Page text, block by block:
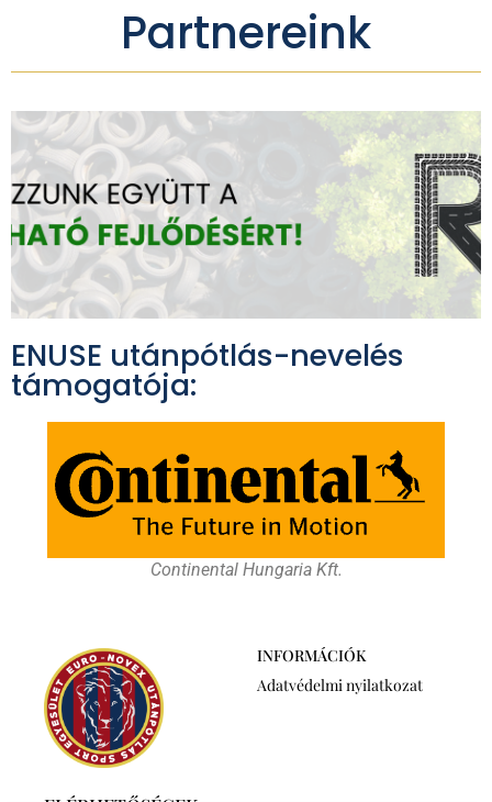
Partnereink
ENUSE utánpótlás-nevelés
támogatója:
Continental Hungaria Kft.
INFORMÁCIÓK
Adatvédelmi nyilatkozat